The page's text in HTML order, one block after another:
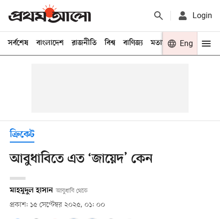
Login
সর্বশেষ বাংলাদেশ রাজনীতি বিশ্ব বাণিজ্য মতামত খেলা
Eng
ক্রিকেট
আবুধাবিতে এত ‘জায়েদ’ কেন
মাহমুদুল হাসান আবুধাবি থেকে
প্রকাশ: ১৫ সেপ্টেম্বর ২০২৫, ০১: ০০